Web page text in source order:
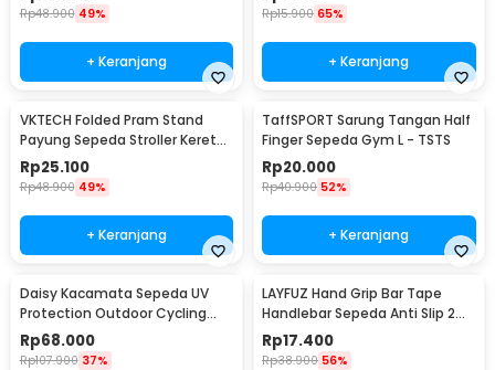
Rp48.900 49%
+ Keranjang
Rp15.900 65%
+ Keranjang
VKTECH Folded Pram Stand
Payung Sepeda Stroller Kereta
Bayi - LS4G
Rp25.100
Rp48.900 49%
+ Keranjang
TaffSPORT Sarung Tangan Half
Finger Sepeda Gym L - TSTS
Rp20.000
Rp40.900 52%
+ Keranjang
Daisy Kacamata Sepeda UV
Protection Outdoor Cycling
Sunglasses - X7
Rp68.000
Rp107.900 37%
LAYFUZ Hand Grip Bar Tape
Handlebar Sepeda Anti Slip 2
Roll - 70616
Rp17.400
Rp38.900 56%